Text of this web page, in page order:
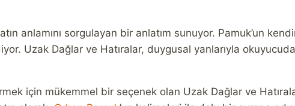
anlamını sorgulayan bir anlatım sunuyor. Pamuk’un
Uzak Dağlar ve Hatıralar, duygusal yanlarıyla
için mükemmel bir seçenek olan Uzak Dağlar ve